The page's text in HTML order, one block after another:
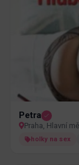
Petra
Praha, Hlavní
holky na sex